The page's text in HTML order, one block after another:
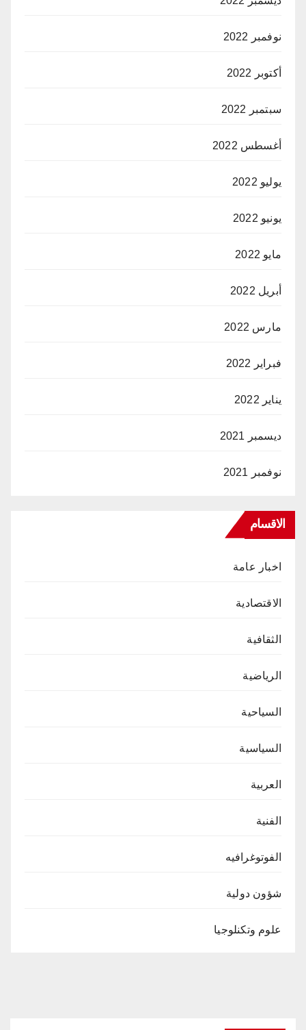
نوفمبر 2022
أكتوبر 2022
سبتمبر 2022
أغسطس 2022
يوليو 2022
يونيو 2022
مايو 2022
أبريل 2022
مارس 2022
فبراير 2022
يناير 2022
ديسمبر 2021
نوفمبر 2021
الاقسام
اخبار عامة
الاقتصادية
الثقافية
الرياضية
السياحية
السياسية
العربية
الفنية
الفوتوغرافيه
شؤون دولية
علوم وتكنلوجيا